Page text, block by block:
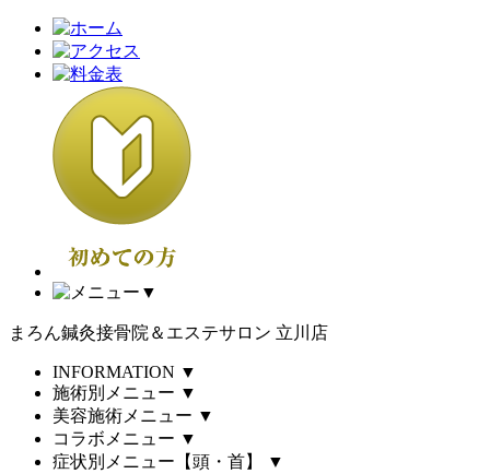
▼
まろん鍼灸接骨院＆エステサロン 立川店
INFORMATION ▼
施術別メニュー ▼
美容施術メニュー ▼
コラボメニュー ▼
症状別メニュー【頭・首】
▼